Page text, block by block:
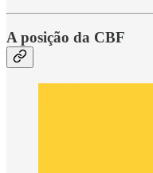
A posição da CBF